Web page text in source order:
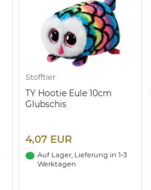
Stofftier
TY Hootie Eule 10cm
Glubschis
4,07 EUR
Auf Lager, Lieferung in 1-3
Werktagen